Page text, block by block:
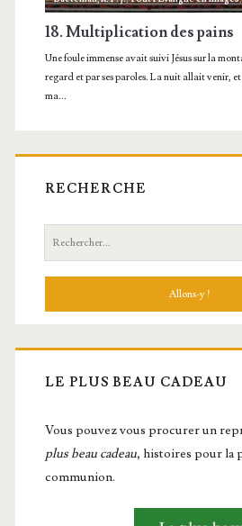
RECHERCHE
Recherche:
LE PLUS BEAU CADEAU
Vous pou­vez vous pro­cu­rer un
plus beau cadeau, histoires pour la
communion.